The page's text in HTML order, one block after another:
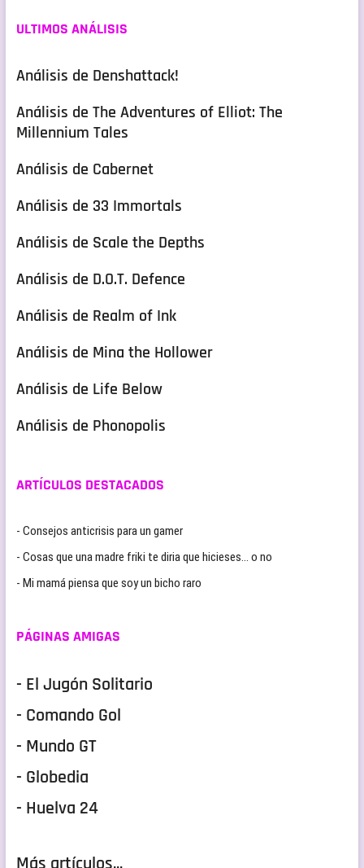
ULTIMOS ANÁLISIS
Análisis de Denshattack!
Análisis de The Adventures of Elliot: The
Millennium Tales
Análisis de Cabernet
Análisis de 33 Immortals
Análisis de Scale the Depths
Análisis de D.O.T. Defence
Análisis de Realm of Ink
Análisis de Mina the Hollower
Análisis de Life Below
Análisis de Phonopolis
ARTÍCULOS DESTACADOS
- Consejos anticrisis para un gamer
- Cosas que una madre friki te diria que hicieses… o no
- Mi mamá piensa que soy un bicho raro
PÁGINAS AMIGAS
- El Jugón Solitario
- Comando Gol
- Mundo GT
- Globedia
- Huelva 24